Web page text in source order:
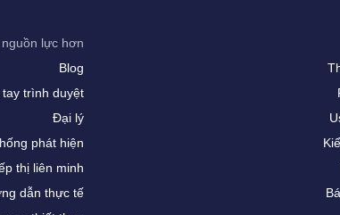
nguồn lực hơn
Blog
tay trình duyệt
Đại lý
phát hiện
thị liên minh
dẫn thực tế